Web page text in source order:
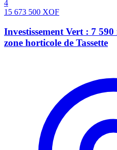
4
15 673 500 XOF
Investissement Vert : 7
zone horticole de Tassette